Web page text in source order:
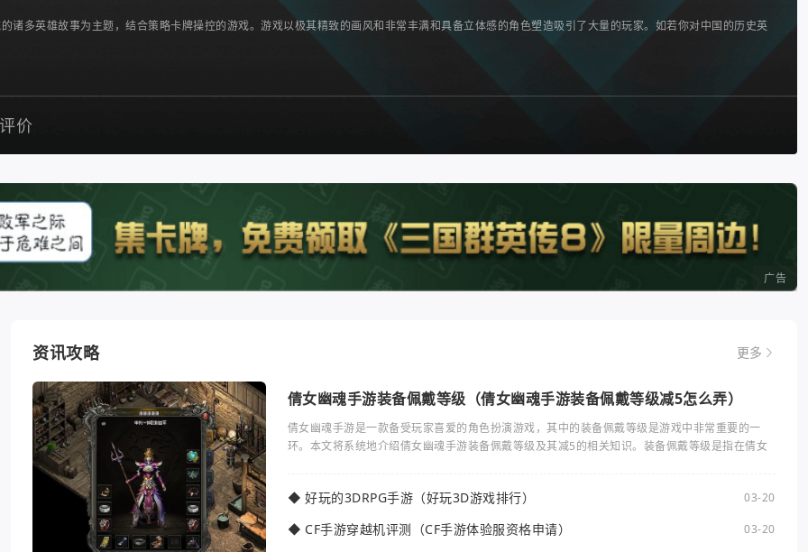
诸多英雄故事为主题，结合策略卡牌操控的游戏。游戏以极其精致的画风和非常丰满和具备立体感的角色塑造吸引了大量的玩家。如若你对中国的历史英
价
广告
资讯攻略 更多
倩女幽魂手游装备佩戴等级（倩女幽魂手游装备佩戴等级减5怎么弄）
倩女幽魂手游是一款备受玩家喜爱的角色扮演游戏，其中的装备佩戴等级是游戏中非常重要的一
环。本文将系统地介绍倩女幽魂手游装备佩戴等级及其减5的相关知识。装备佩戴等级是指在倩女
◆ 好玩的3DRPG手游（好玩3D游戏排行） 03-20
◆ CF手游穿越机评测（CF手游体验服资格申请） 03-20